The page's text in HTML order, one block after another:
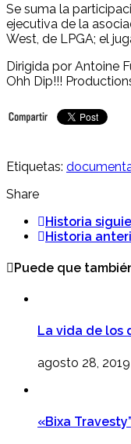
Se suma la
ejecutiva de la
West, de LPGA; el
Dirigida por Antoine
Ohh Dip!!!
Etiquetas:
Share
Historia
Historia
Puede que
La vida de los
agosto 28, 2019
«Bixa